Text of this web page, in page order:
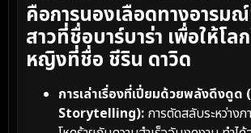
คือการนองเลือดทางอารม
สาวที่ชื่อบาร์บาร่า เพื่อให้โล
หญิงที่ชื่อ ชีริน ดาวิด
การเล่าเรื่องที่เปี่ยมด้วยพลังดึงดู
Storytelling): การตัดสลับระหว่าง